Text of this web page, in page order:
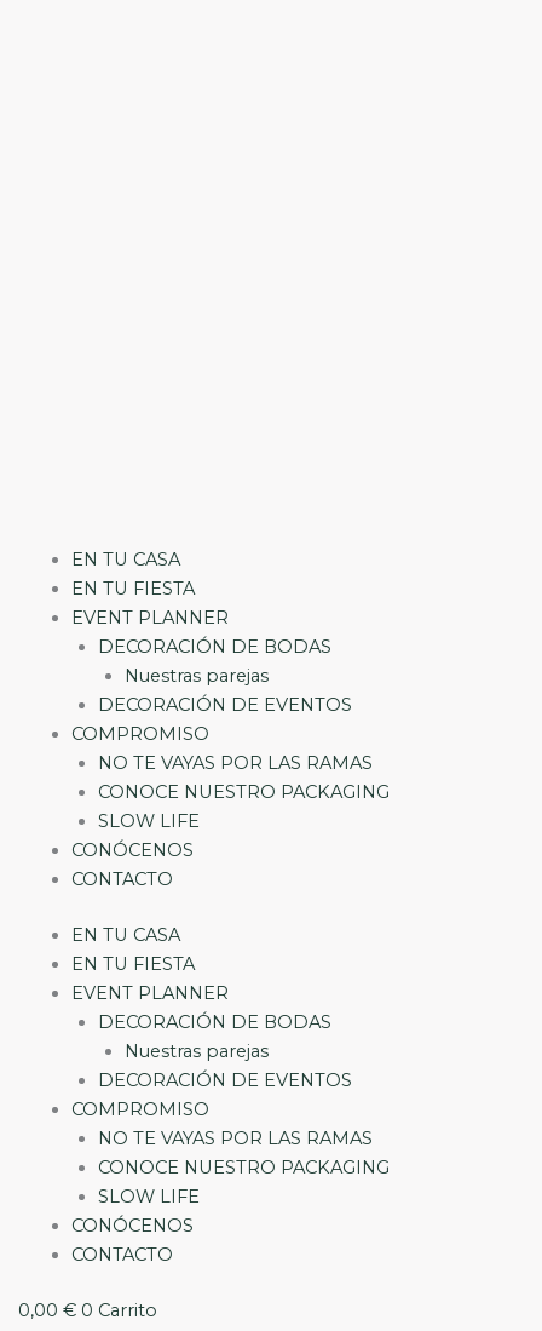
EN TU CASA
EN TU FIESTA
EVENT PLANNER
DECORACIÓN DE BODAS
Nuestras parejas
DECORACIÓN DE EVENTOS
COMPROMISO
NO TE VAYAS POR LAS RAMAS
CONOCE NUESTRO PACKAGING
SLOW LIFE
CONÓCENOS
CONTACTO
EN TU CASA
EN TU FIESTA
EVENT PLANNER
DECORACIÓN DE BODAS
Nuestras parejas
DECORACIÓN DE EVENTOS
COMPROMISO
NO TE VAYAS POR LAS RAMAS
CONOCE NUESTRO PACKAGING
SLOW LIFE
CONÓCENOS
CONTACTO
0,00 € 0 Carrito